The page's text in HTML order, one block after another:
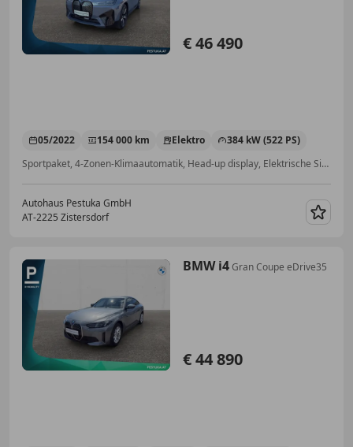
€ 46 490
05/2022 154 000 km Elektro
384 kW (522 PS)
Sportpaket, 4-Zonen-Klimaautomatik, Head-up display, Elektrische Sitze, Anhängerkupplung, Alarmanlage, Induktionsladen für Smartphones, Garantie
Autohaus Pestuka GmbH
AT-2225 Zistersdorf
BMW i4Gran Coupe eDrive35
€ 44 890